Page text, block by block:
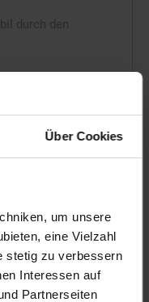
Über Cookies
um unsere
eine Vielzahl
stetig zu verbessern
Interessen auf
Partnerseiten
buchen